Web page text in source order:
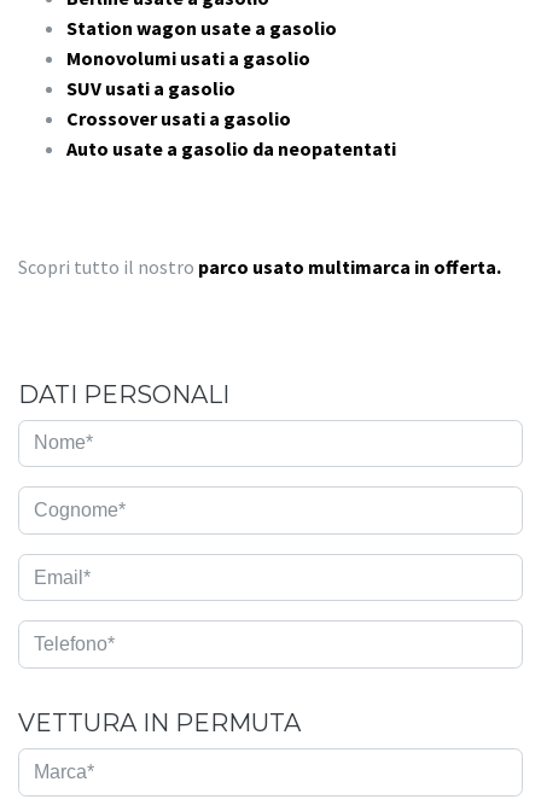
Station wagon usate a gasolio
Monovolumi usati a gasolio
SUV usati a gasolio
Crossover usati a gasolio
Auto usate a gasolio da neopatentati
Scopri tutto il nostro parco usato multimarca in offerta.
DATI PERSONALI
VETTURA IN PERMUTA